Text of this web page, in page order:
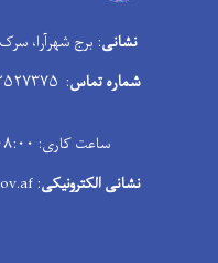
نشانی: برج شهرآرا،
شماره تماس: ۰۲۰۲۵۲۷۳۷۵
ساعت کاری: ۰۸:۰۰ صبح الی ۰۴:۰۰ بعد از ظهر
نشانی الکترونیکی: info@andma.gov.af